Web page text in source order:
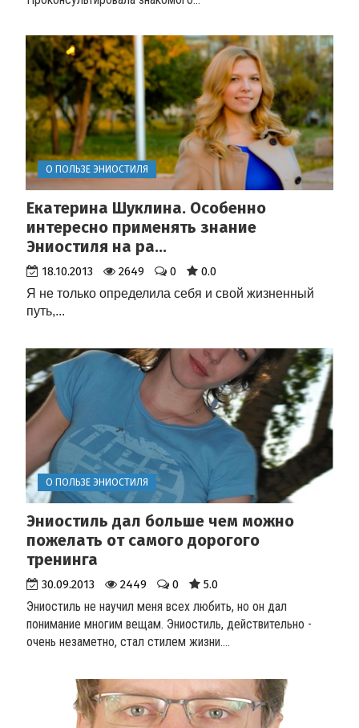
О ПОЛЬЗЕ ЭНИОСТИЛЯ
Екатерина Шуклина. Особенно
интересно применять знание
Эниостиля на ра...
18.10.2013 2649 0 0.0
Я не только определила себя и свой жизненный
путь,...
О ПОЛЬЗЕ ЭНИОСТИЛЯ
Эниостиль дал больше чем можно
пожелать от самого дорогого
тренинга
30.09.2013 2449 0 5.0
Эниостиль не научил меня всех любить, но он дал
понимание многим вещам. Эниостиль, действительно -
очень незаметно, стал стилем жизни....